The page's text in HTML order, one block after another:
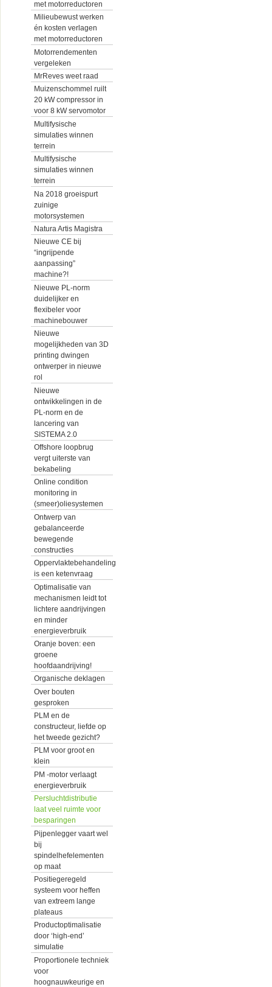
met motorreductoren
Milieubewust werken
én kosten verlagen
met motorreductoren
Motorrendementen
vergeleken
MrReves weet raad
Muizenschommel ruilt
20 kW compressor in
voor 8 kW servomotor
Multifysische
simulaties winnen
terrein
Multifysische
simulaties winnen
terrein
Na 2018 groeispurt
zuinige
motorsystemen
Natura Artis Magistra
Nieuwe CE bij
“ingrijpende
aanpassing”
machine?!
Nieuwe PL-norm
duidelijker en
flexibeler voor
machinebouwer
Nieuwe
mogelijkheden van 3D
printing dwingen
ontwerper in nieuwe
rol
Nieuwe
ontwikkelingen in de
PL-norm en de
lancering van
SISTEMA 2.0
Offshore loopbrug
vergt uiterste van
bekabeling
Online condition
monitoring in
(smeer)oliesystemen
Ontwerp van
gebalanceerde
bewegende
constructies
Oppervlaktebehandeling
is een ketenvraag
Optimalisatie van
mechanismen leidt tot
lichtere aandrijvingen
en minder
energieverbruik
Oranje boven: een
groene
hoofdaandrijving!
Organische deklagen
Over bouten
gesproken
PLM en de
constructeur, liefde op
het tweede gezicht?
PLM voor groot en
klein
PM -motor verlaagt
energieverbruik
Persluchtdistributie
laat veel ruimte voor
besparingen
Pijpenlegger vaart wel
bij
spindelhefelementen
op maat
Positiegeregeld
systeem voor heffen
van extreem lange
plateaus
Productoptimalisatie
door ‘high-end’
simulatie
Proportionele techniek
voor
hoognauwkeurige en